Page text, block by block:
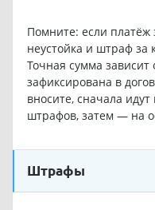
Помните: если платёж
неустойка и штраф за
Точная сумма зависит
зафиксирована в
вносите, сначала
штрафов, затем — на
Штрафы